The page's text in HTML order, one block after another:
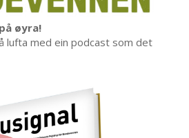
øyra!
lufta med ein podcast som det